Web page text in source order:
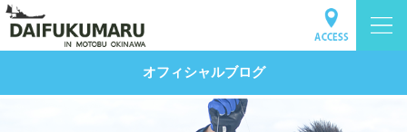
オフィシャルブログ